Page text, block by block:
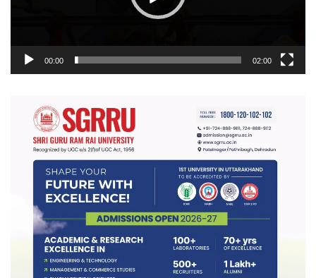
00:00 02:00